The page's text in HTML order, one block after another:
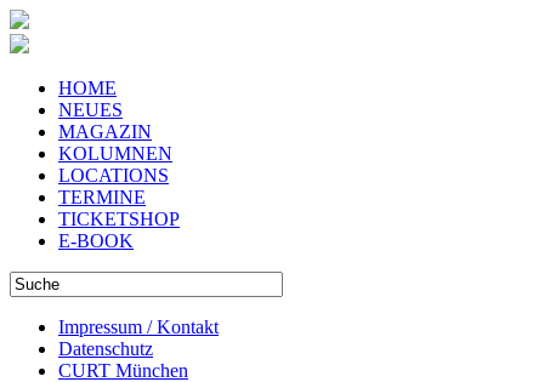
HOME
NEUES
MAGAZIN
KOLUMNEN
LOCATIONS
TERMINE
TICKETSHOP
E-BOOK
Impressum / Kontakt
Datenschutz
CURT München